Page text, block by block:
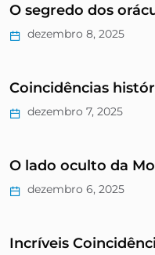
O segredo dos
dezembro 8, 2025
Coincidências
dezembro 7, 2025
O lado oculto da
dezembro 6, 2025
Incríveis